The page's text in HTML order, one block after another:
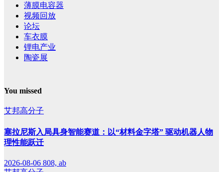
薄膜电容器
视频回放
论坛
车衣膜
锂电产业
陶瓷展
You missed
艾邦高分子
塞拉尼斯入局具身智能赛道：以“材料金字塔” 驱动机器人物
理性能跃迁
2026-08-06 808, ab